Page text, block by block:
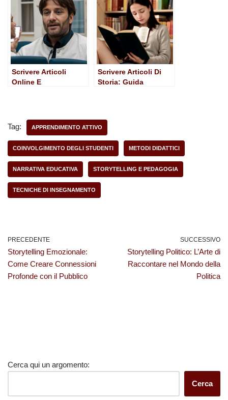
Efficace
Scrivere Articoli
Online E
Scrivere Articoli Di
Storia: Guida
Tag: APPRENDIMENTO ATTIVO
COINVOLGIMENTO DEGLI STUDENTI METODI DIDATTICI
NARRATIVA EDUCATIVA STORYTELLING E PEDAGOGIA
TECNICHE DI INSEGNAMENTO
PRECEDENTE
Storytelling Emozionale:
Come Creare Connessioni
Profonde con il Pubblico
SUCCESSIVO
Storytelling Politico: L’Arte di
Raccontare nel Mondo della
Politica
Cerca qui un argomento:
Cerca